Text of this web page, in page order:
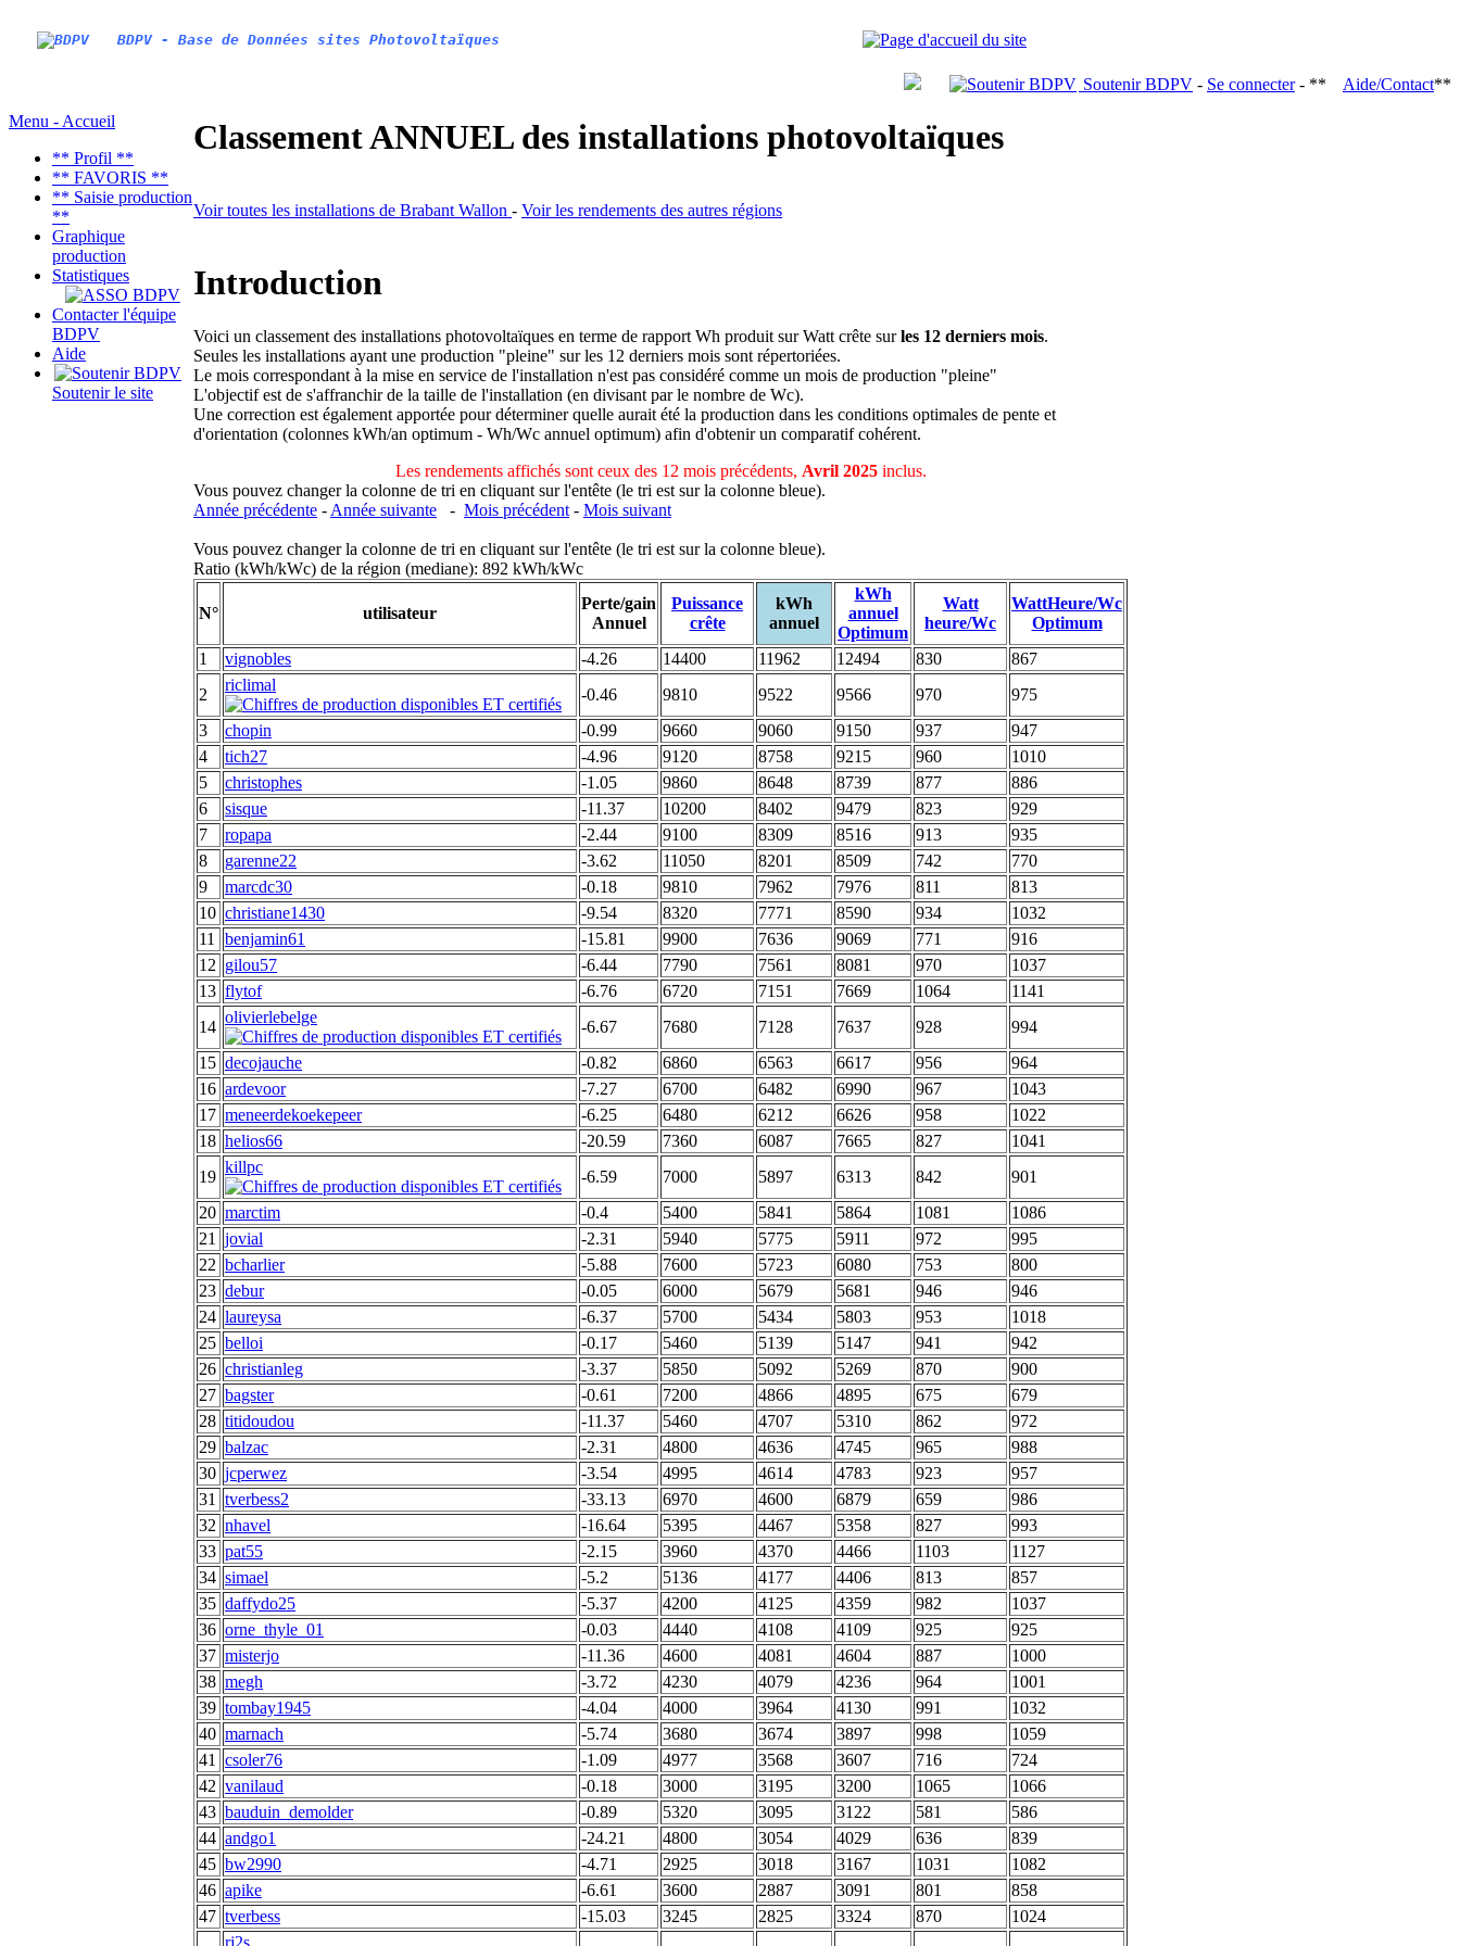
BDPV - Base de Données sites Photovoltaïques
Soutenir BDPV - Se connecter- ** Aide/Contact**
Menu - Accueil
** Profil **
** FAVORIS **
** Saisie production
**
Graphique
production
Statistiques
Contacter l'équipe
BDPV
Aide
Soutenir le site
Classement ANNUEL des installations photovoltaïques
Voir toutes les installations de Brabant Wallon - Voir les rendements des autres régions
Introduction
Voici un classement des installations photovoltaïques en terme de rapport Wh produit sur Watt crête surles 12 derniers mois.
Seules les installations ayant une production "pleine" sur les 12 derniers mois sont répertoriées.
Le mois correspondant à la mise en service de l'installation n'est pas considéré comme un mois de production "pleine"
L'objectif est de s'affranchir de la taille de l'installation (en divisant par le nombre de Wc).
Une correction est également apportée pour déterminer quelle aurait été la production dans les conditions optimales de pente et
d'orientation (colonnes kWh/an optimum - Wh/Wc annuel optimum) afin d'obtenir un comparatif cohérent.
Les rendements affichés sont ceux des 12 mois précédents, Avril 2025inclus.
Vous pouvez changer la colonne de tri en cliquant sur l'entête (le tri est sur la colonne bleue).
Année précédente - Année suivante - Mois précédent - Mois suivant
Vous pouvez changer la colonne de tri en cliquant sur l'entête (le tri est sur la colonne bleue).
Ratio (kWh/kWc) de la région (mediane): 892 kWh/kWc
N° utilisateur
Perte/gain
Annuel
Puissance
crête
kWh
annuel
kWh
annuel
Optimum
Watt
heure/Wc
WattHeure/Wc
Optimum
1
vignobles -4.26 14400 11962 12494 830
867
2
riclimal
-0.46 9810 9522 9566 970
975
3
chopin -0.99 9660 9060 9150 937
947
4
tich27 -4.96 9120 8758 9215 960
1010
5
christophes -1.05 9860 8648 8739 877
886
6
sisque -11.37 10200 8402 9479 823
929
7
ropapa -2.44 9100 8309 8516 913
935
8
garenne22 -3.62 11050 8201 8509 742
770
9
marcdc30 -0.18 9810 7962 7976 811
813
10 christiane1430 -9.54 8320 7771 8590 934
1032
11
benjamin61 -15.81 9900 7636 9069 771
916
12 gilou57 -6.44 7790 7561 8081 970
1037
13 flytof -6.76 6720 7151 7669 1064
1141
14
olivierlebelge
-6.67 7680 7128 7637 928
994
15 decojauche -0.82 6860 6563 6617 956
964
16 ardevoor -7.27 6700 6482 6990 967
1043
17 meneerdekoekepeer -6.25 6480 6212 6626 958
1022
18 helios66 -20.59 7360 6087 7665 827
1041
19
killpc
-6.59 7000 5897 6313 842
901
20 marctim -0.4 5400 5841 5864 1081
1086
21
jovial -2.31 5940 5775 5911 972
995
22 bcharlier -5.88 7600 5723 6080 753
800
23 debur -0.05 6000 5679 5681 946
946
24 laureysa -6.37 5700 5434 5803 953
1018
25 belloi -0.17 5460 5139 5147 941
942
26 christianleg -3.37 5850 5092 5269 870
900
27 bagster -0.61 7200 4866 4895 675
679
28 titidoudou -11.37 5460 4707 5310 862
972
29 balzac -2.31 4800 4636 4745 965
988
30 jcperwez -3.54 4995 4614 4783 923
957
31
tverbess2 -33.13 6970 4600 6879 659
986
32 nhavel -16.64 5395 4467 5358 827
993
33 pat55 -2.15 3960 4370 4466 1103
1127
34 simael -5.2 5136 4177 4406 813
857
35 daffydo25 -5.37 4200 4125 4359 982
1037
36 orne_thyle_01 -0.03 4440 4108 4109 925
925
37 misterjo -11.36 4600 4081 4604 887
1000
38 megh -3.72 4230 4079 4236 964
1001
39 tombay1945 -4.04 4000 3964 4130 991
1032
40 marnach -5.74 3680 3674 3897 998
1059
41
csoler76 -1.09 4977 3568 3607 716
724
42 vanilaud -0.18 3000 3195 3200 1065
1066
43 bauduin_demolder -0.89 5320 3095 3122 581
586
44 andgo1 -24.21 4800 3054 4029 636
839
45 bw2990 -4.71 2925 3018 3167 1031
1082
46 apike -6.61 3600 2887 3091 801
858
47 tverbess -15.03 3245 2825 3324 870
1024
rj2s